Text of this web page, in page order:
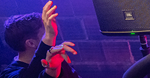
Các thành phần
Sản phẩm ngừng sản xuất